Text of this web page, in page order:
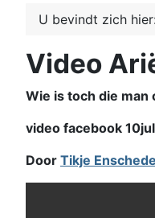
U bevindt zich
Video
Wie is toch die man
video facebook
Door Tikje Enschede